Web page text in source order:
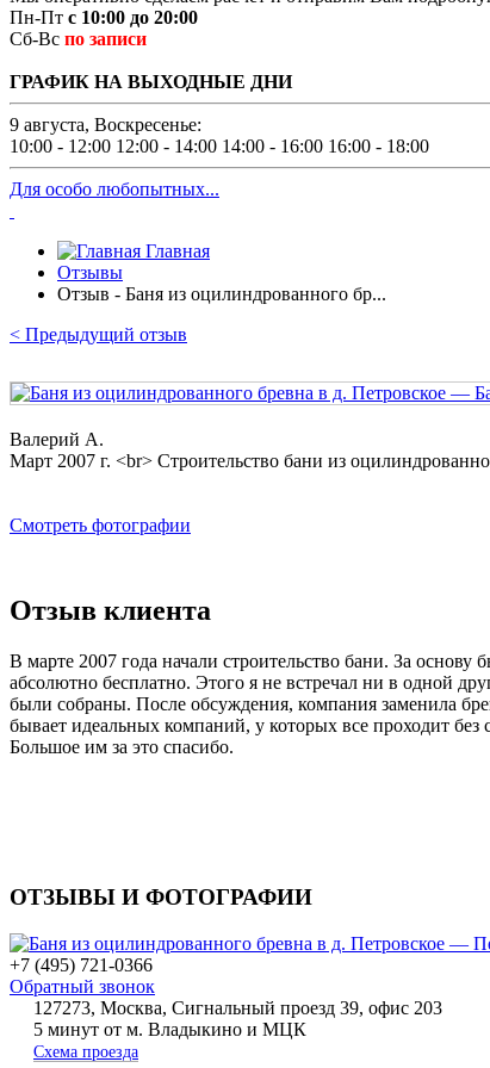
Пн-Пт с 10:00 до 20:00
Сб-Вс по записи
ГРАФИК НА ВЫХОДНЫЕ ДНИ
9 августа, Воскресенье:
10:00 - 12:00 12:00 - 14:00 14:00 - 16:00 16:00 - 18:00
Для особо любопытных...
Главная
Отзывы
Отзыв - Баня из оцилиндрованного бр...
< Предыдущий отзыв
Валерий А.
Март 2007 г. <br> Строительство бани из
Смотреть фотографии
Отзыв клиента
В марте 2007 года начали строительство бани. За
абсолютно бесплатно. Этого я не встречал ни в одной
были собраны. После обсуждения, компания заменила
бывает идеальных компаний, у которых все проходит
Большое им за это спасибо.
ОТЗЫВЫ И ФОТОГРАФИИ
+7 (495) 721-0366
Обратный звонок
127273, Москва, Сигнальный проезд 39, офис 203
5 минут от м. Владыкино и МЦК
Схема проезда